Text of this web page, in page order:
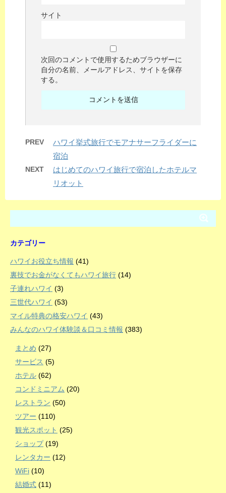
サイト
次回のコメントで使用するためブラウザーに
自分の名前、メールアドレス、サイトを保存
する。
PREV
ハワイ挙式旅行でモアナサーフライダーに
宿泊
NEXT
はじめてのハワイ旅行で宿泊したホテルマ
リオット
カテゴリー
ハワイお役立ち情報 (41)
裏技でお金がなくてもハワイ旅行 (14)
子連れハワイ (3)
三世代ハワイ (53)
マイル特典の格安ハワイ (43)
みんなのハワイ体験談＆口コミ情報 (383)
まとめ (27)
サービス (5)
ホテル (62)
コンドミニアム (20)
レストラン (50)
ツアー (110)
観光スポット (25)
ショップ(19)
レンタカー (12)
WiFi (10)
結婚式 (11)